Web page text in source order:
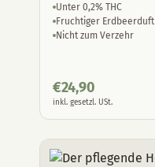
Unter 0,2% THC
Fruchtiger Erdbeerduft
Nicht zum Verzehr
€24,90
inkl. gesetzl. USt.